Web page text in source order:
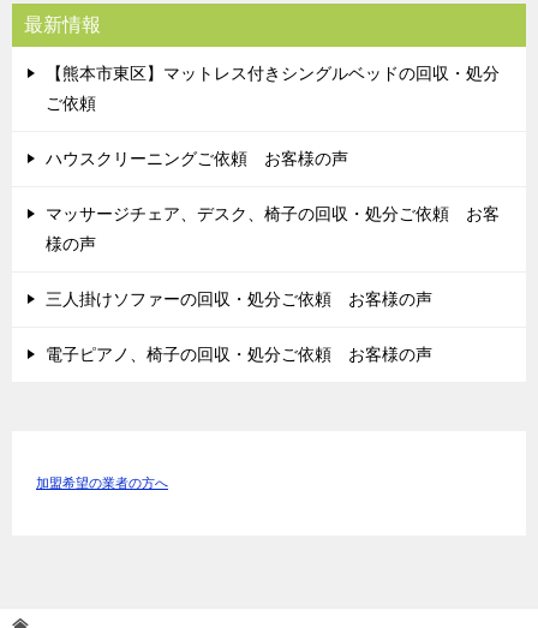
最新情報
【熊本市東区】マットレス付きシングルベッドの回収・処分
ご依頼
ハウスクリーニングご依頼 お客様の声
マッサージチェア、デスク、椅子の回収・処分ご依頼 お客
様の声
三人掛けソファーの回収・処分ご依頼 お客様の声
電子ピアノ、椅子の回収・処分ご依頼 お客様の声
加盟希望の業者の方へ